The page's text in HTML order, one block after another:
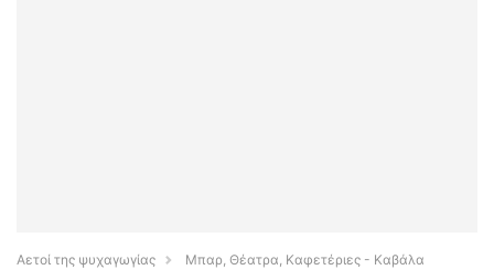
Αετοί της ψυχαγωγίας
Μπαρ, Θέατρα, Καφετέριες - Καβάλα